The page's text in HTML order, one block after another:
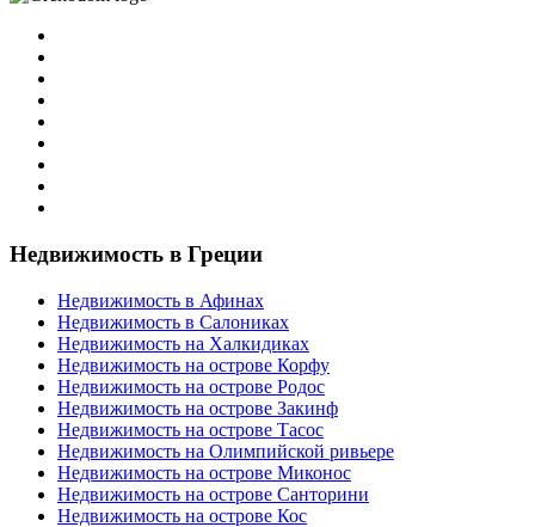
Недвижимость в Греции
Недвижимость в Афинах
Недвижимость в Салониках
Недвижимость на Халкидиках
Недвижимость на острове Корфу
Недвижимость на острове Родос
Недвижимость на острове Закинф
Недвижимость на острове Тасос
Недвижимость на Олимпийской ривьере
Недвижимость на острове Миконос
Недвижимость на острове Санторини
Недвижимость на острове Кос